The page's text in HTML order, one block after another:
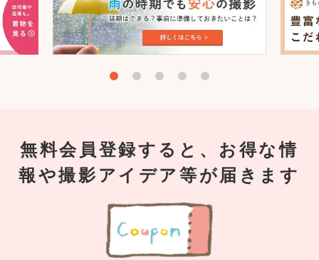
無料会員登録すると、お得な情
報や撮影アイデア等が届きます